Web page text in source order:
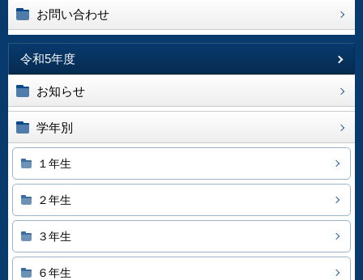
お問い合わせ
令和5年度
お知らせ
学年別
１年生
２年生
３年生
６年生